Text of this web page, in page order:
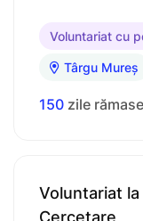
Voluntariat cu
Târgu Mureș
150 zile
Voluntariat
Cercetare